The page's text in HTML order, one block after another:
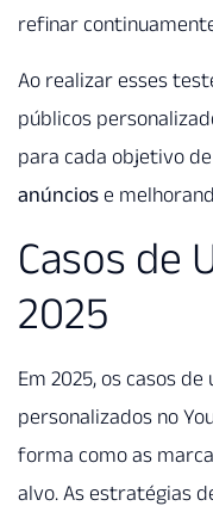
refinar
Ao realizar esses
públicos
para cada objetivo
anúncios e
Casos de
2025
Em 2025, os casos
personalizados no
forma como as
alvo. As estratégias